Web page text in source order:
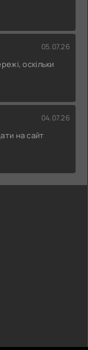
05.07.26
оскільки
04.07.26
на сайт